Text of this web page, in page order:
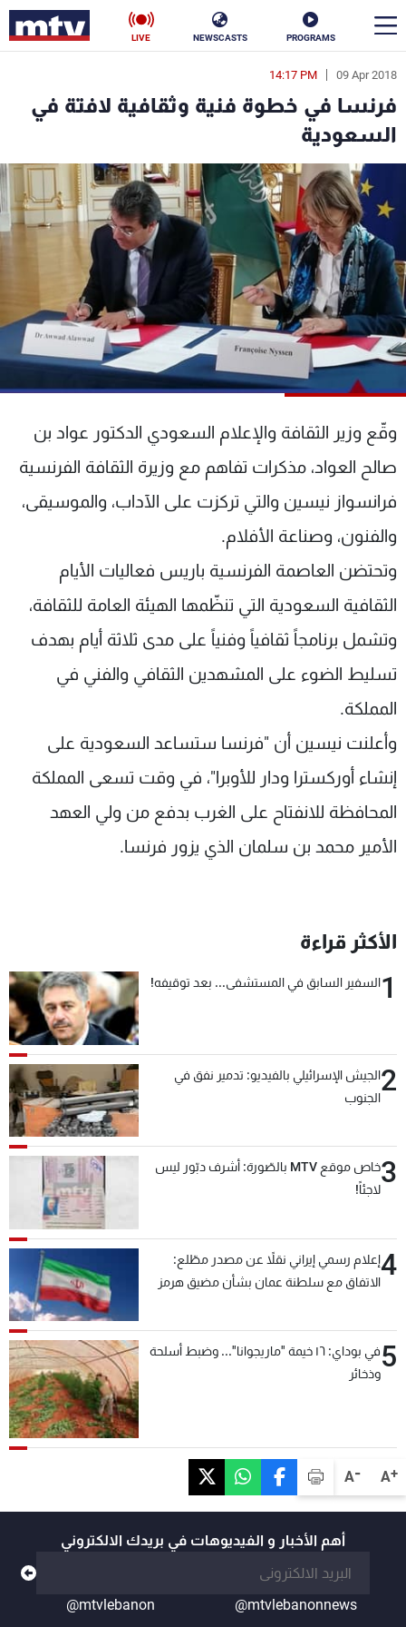
PROGRAMS
NEWSCASTS
LIVE
A+
A-
09 Apr 2018
14:17 PM
فرنسا في خطوة فنية وثقافية لافتة في
السعودية
وقّع وزير الثقافة والإعلام السعودي الدكتور عواد بن
صالح العواد، مذكرات تفاهم مع وزيرة الثقافة الفرنسية
فرانسواز نيسين والتي تركزت على الآداب، والموسيقى،
والفنون، وصناعة الأفلام.
وتحتضن العاصمة الفرنسية باريس فعاليات الأيام
الثقافية السعودية التي تنظّمها الهيئة العامة للثقافة،
وتشمل برنامجاً ثقافياً وفنياً على مدى ثلاثة أيام بهدف
تسليط الضوء على المشهدين الثقافي والفني في
المملكة.
وأعلنت نيسين أن "فرنسا ستساعد السعودية على
إنشاء أوركسترا ودار للأوبرا"، في وقت تسعى المملكة
المحافظة للانفتاح على الغرب بدفع من ولي العهد
الأمير محمد بن سلمان الذي يزور فرنسا.
الأكثر قراءة
1السفير السابق في المستشفى... بعد توقيفه!
2الجيش الإسرائيلي بالفيديو: تدمير نفق في
الجنوب
3
خاص موقع MTV بالصّورة: أشرف دبّور ليس
لاجئاً!
4إعلام رسمي إيراني نقلاً عن مصدر مطّلع:
الاتفاق مع سلطنة عمان بشأن مضيق هرمز
5
في بوداي: ١٦ خيمة "ماريجوانا"... وضبط أسلحة
وذخائر
أهم الأخبار و الفيديوهات في بريدك الالكتروني
@mtvlebanonnews
@mtvlebanon
en
الأخبار
سياسة ناس
إقتصاد فن
منوعات رياضة
كأس العالم
البرامج
جدول البرامج
شاهد البرامج
الترددات
عن MTV
الإنـتـاج
لاعلاناتكم
وظائف
سياسة الخصوصية